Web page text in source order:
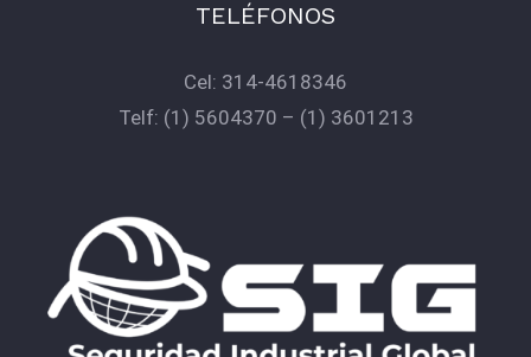
TELÉFONOS
Cel: 314-4618346
Telf: (1) 5604370 – (1) 3601213